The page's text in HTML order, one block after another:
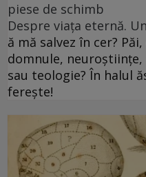
piese de schimb
Despre viața eternă.
ă mă salvez în cer?
domnule,
sau teologie? În halul
ferește!